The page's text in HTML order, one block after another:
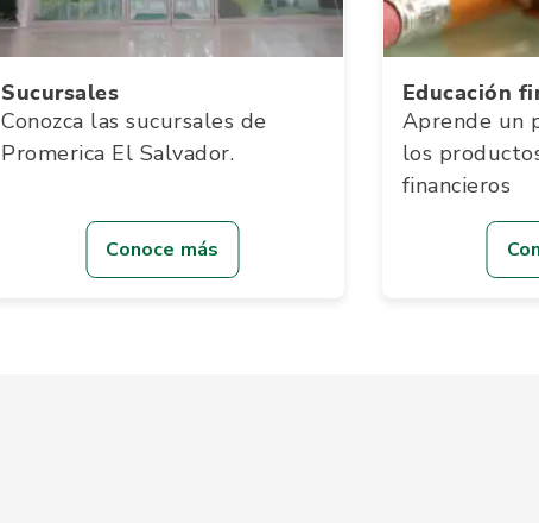
Sucursales
Conozca las sucursales de
Promerica El Salvador.
Conoce más
Educación
Aprende un
los
financieros